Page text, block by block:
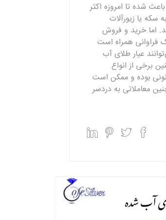
شده تا امروزه اکثر
یا زیورآلات
اما خرید و فروش
فراوانی همراه است
عیار طلای آب
برخی از انواع
بوده و ممکن است
معاملاتی به دردسر